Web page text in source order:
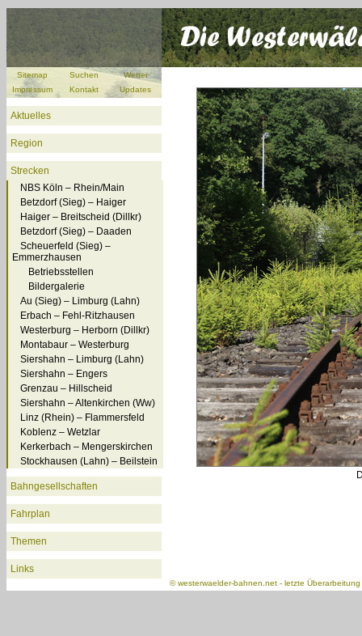
Sitemap Suchen
Wetter
Impressum
Kontakt Updates
Aktuelles
Region
Strecken
NBS Köln – Rhein/Main
Betzdorf (Sieg) – Haiger
Haiger – Breitscheid (Dillkr)
Betzdorf (Sieg) – Daaden
Scheuerfeld (Sieg) –
Emmerzhausen
Betriebsstellen
Bildergalerie
Au (Sieg) – Limburg (Lahn)
Erbach – Fehl-Ritzhausen
Westerburg – Herborn (Dillkr)
Montabaur – Westerburg
Siershahn – Limburg (Lahn)
Siershahn – Engers
Grenzau – Hillscheid
Siershahn – Altenkirchen (Ww)
Linz (Rhein) – Flammersfeld
Koblenz – Wetzlar
Kerkerbach – Mengerskirchen
Stockhausen (Lahn) – Beilstein
Bahngesellschaften
Fahrplan
Themen
Links
©westerwaelder-bahnen.net - letzte